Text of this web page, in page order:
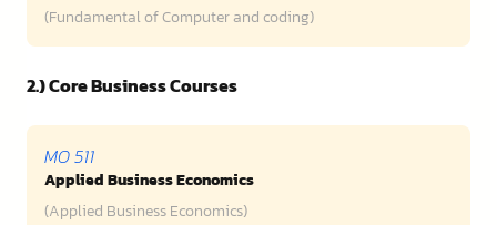
(Fundamental of Computer and coding)
2.) Core Business Courses
MO 511
Applied Business Economics
(Applied Business Economics)